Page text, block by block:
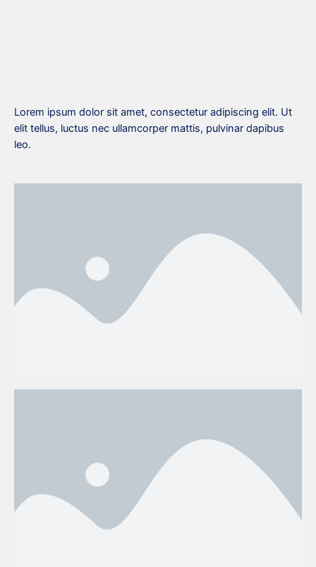
Lorem ipsum dolor sit amet, consectetur adipiscing elit. Ut
elit tellus, luctus nec ullamcorper mattis, pulvinar dapibus
leo.